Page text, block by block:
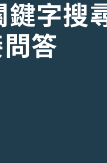
字搜
答